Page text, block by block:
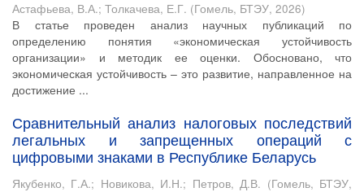
Астафьева, В.А.; Толкачева, Е.Г. (Гомель, БТЭУ, 2026)
В статье проведен анализ научных публикаций по
определению понятия «экономическая устойчивость
организации» и методик ее оценки. Обосновано, что
экономическая устойчивость – это развитие, направленное на
достижение ...
Сравнительный анализ налоговых последствий
легальных и запрещенных операций с
цифровыми знаками в Республике Беларусь
Якубенко, Г.А.; Новикова, И.Н.; Петров, Д.В. (Гомель, БТЭУ,